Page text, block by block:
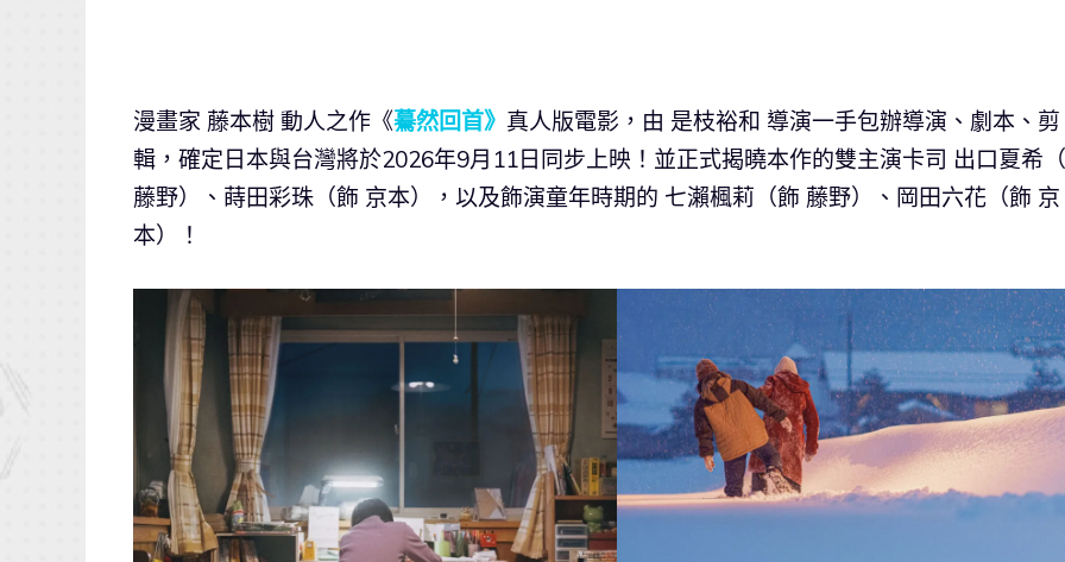
漫畫家 藤本樹 動人之作《驀然回首》 真人版電影，由 是枝裕和 導演一手包辦導演、劇本、剪
輯，確定日本與台灣將於2026年9月11日同步上映！並正式揭曉本作的雙主演卡司 出口夏希
藤野）、蒔田彩珠（飾 京本），以及飾演童年時期的 七瀨楓莉（飾 藤野）、岡田六花（飾 京
本）！